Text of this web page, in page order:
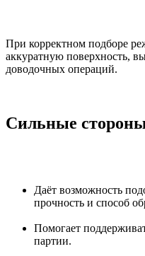
При корректном подборе
аккуратную поверхность,
доводочных операций.
Сильные
Даёт возможность
прочность и способ
Помогает
партии.